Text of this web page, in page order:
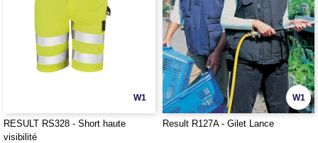
W1
RESULT RS328 - Short haute
visibilité
W1
Result R127A - Gilet Lance